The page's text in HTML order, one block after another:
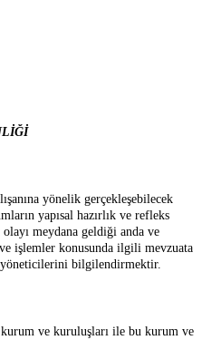
yönelik gerçekleşebilecek
yapısal hazırlık ve refleks
meydana geldiği anda ve
işlemler konusunda ilgili mevzuata
yöneticilerini bilgilendirmektir.
ve kuruluşları ile bu kurum ve